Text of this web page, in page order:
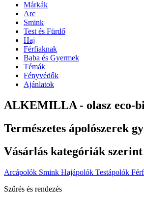
Márkák
Arc
Smink
Test és Fürdő
Haj
Férfiaknak
Baba és Gyermek
Témák
Fényvédők
Ajánlatok
ALKEMILLA - olasz eco-
Természetes ápolószerek
Vásárlás kategóriák szerint
Arcápolók Smink Hajápolók Testápolók
Szűrés és rendezés